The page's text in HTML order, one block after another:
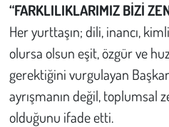
“FARKLILIKLARIMIZ BİZİ
Her yurttaşın; dili, inancı,
olursa olsun eşit, özgür ve
gerektiğini vurgulayan
ayrışmanın değil, toplumsal
olduğunu ifade etti.